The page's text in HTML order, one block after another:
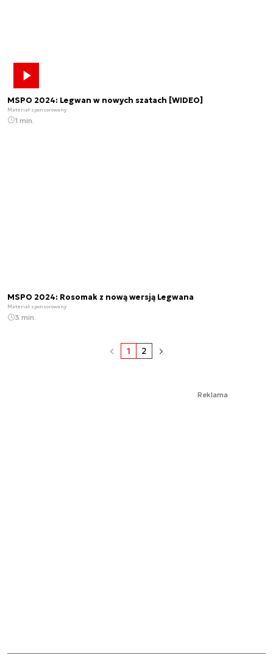
MSPO 2024: Legwan w nowych szatach [WIDEO]
Materiał sponsorowany
1 min.
MSPO 2024: Rosomak z nową wersją Legwana
Materiał sponsorowany
3 min.
1 2
Reklama